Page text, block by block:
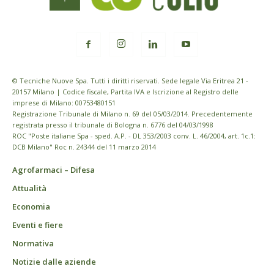
© Tecniche Nuove Spa. Tutti i diritti riservati. Sede legale Via Eritrea 21 -
20157 Milano | Codice fiscale, Partita IVA e Iscrizione al Registro delle
imprese di Milano: 00753480151
Registrazione Tribunale di Milano n. 69 del 05/03/2014. Precedentemente
registrata presso il tribunale di Bologna n. 6776 del 04/03/1998
ROC "Poste italiane Spa - sped. A.P. - DL 353/2003 conv. L. 46/2004, art. 1c.1:
DCB Milano" Roc n. 24344 del 11 marzo 2014
Agrofarmaci – Difesa
Attualità
Economia
Eventi e fiere
Normativa
Notizie dalle aziende